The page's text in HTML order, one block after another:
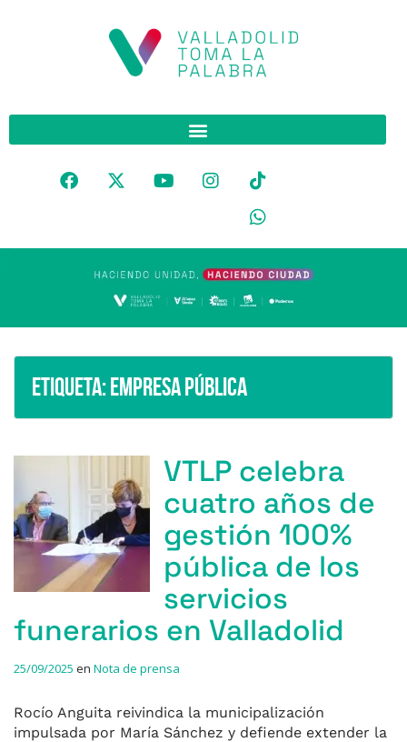
Etiqueta:empresa pública
VTLP celebra
cuatro años de
gestión 100%
pública de los
servicios
funerarios en Valladolid
25/09/2025 en Nota de prensa
Rocío Anguita reivindica la municipalización
impulsada por María Sánchez y defiende extender la